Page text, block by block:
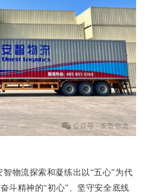
物流探索和凝练出以“五心”为代
斗精神的“初心”、坚守安全底线